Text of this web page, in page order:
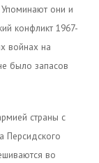
они и
конфликт 1967-
войнах на
было запасов
страны с
Персидского
во